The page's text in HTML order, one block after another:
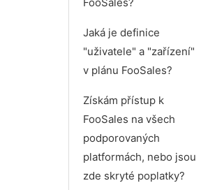
Jaká je definice
"uživatele" a "zařízení"
v plánu FooSales?
Získám přístup k
FooSales na všech
podporovaných
platformách, nebo jsou
zde skryté poplatky?